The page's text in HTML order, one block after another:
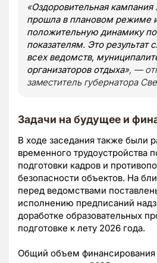
«Оздоровительная кампания
прошла в плановом режиме
положительную динамику
показателям. Это результат
всех ведомств,
организаторов отдыха», —
заместитель губернатора
Задачи на будущее и
В ходе заседания также были
временного трудоустройства
подготовки кадров и
безопасности объектов. На
перед ведомствами
исполнению предписаний
доработке образовательных
подготовке к лету 2026 года.
Общий объем финансирования